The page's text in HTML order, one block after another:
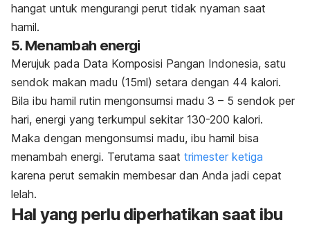
hangat untuk mengurangi perut tidak nyaman saat
hamil.
5. Menambah energi
Merujuk pada Data Komposisi Pangan Indonesia, satu
sendok makan madu (15ml) setara dengan 44 kalori.
Bila ibu hamil rutin mengonsumsi madu 3 – 5 sendok per
hari, energi yang terkumpul sekitar 130-200 kalori.
Maka dengan mengonsumsi madu, ibu hamil bisa
menambah energi. Terutama saat trimester ketiga
karena perut semakin membesar dan Anda jadi cepat
lelah.
Hal yang perlu diperhatikan saat ibu